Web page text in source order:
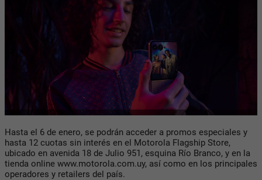
Hasta el 6 de enero, se podrán acceder a promos especiales y
hasta 12 cuotas sin interés en el Motorola Flagship Store,
ubicado en avenida 18 de Julio 951, esquina Río Branco, y en la
tienda online www.motorola.com.uy, así como en los principales
operadores y retailers del país.